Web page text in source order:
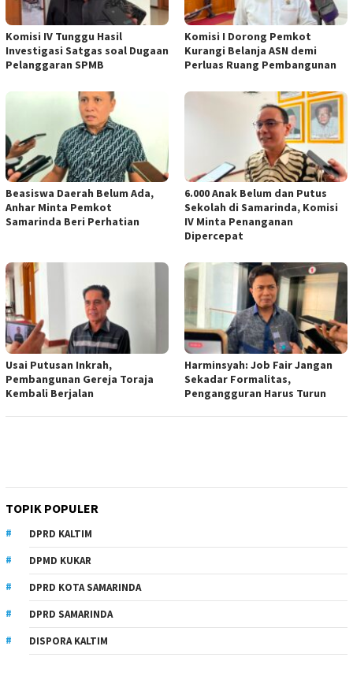
Komisi IV Tunggu Hasil
Investigasi Satgas soal Dugaan
Pelanggaran SPMB
Komisi I Dorong Pemkot
Kurangi Belanja ASN demi
Perluas Ruang Pembangunan
Beasiswa Daerah Belum Ada,
Anhar Minta Pemkot
Samarinda Beri Perhatian
6.000 Anak Belum dan Putus
Sekolah di Samarinda, Komisi
IV Minta Penanganan
Dipercepat
Usai Putusan Inkrah,
Pembangunan Gereja Toraja
Kembali Berjalan
Harminsyah: Job Fair Jangan
Sekadar Formalitas,
Pengangguran Harus Turun
TOPIK POPULER
DPRD KALTIM
DPMD KUKAR
DPRD KOTA SAMARINDA
DPRD SAMARINDA
DISPORA KALTIM